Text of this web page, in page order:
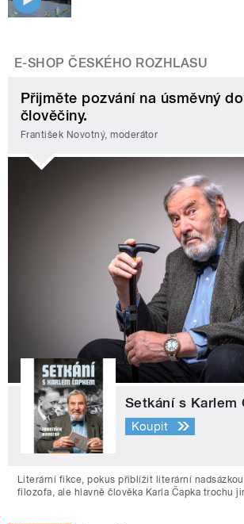
E-SHOP ČESKÉHO ROZHLASU
Přijměte pozvání na úsměvný
člověčiny.
František Novotný, moderátor
Setkání s Karlem
Koupit
Literární fikce, pokus přiblížit literární
filozofa, ale hlavně člověka Karla Čapka trochu